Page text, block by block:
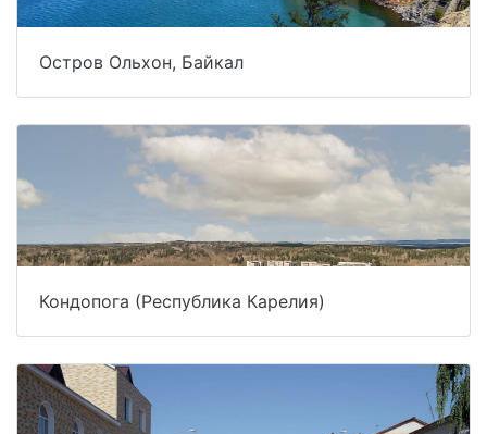
Остров Ольхон, Байкал
Кондопога (Республика Карелия)